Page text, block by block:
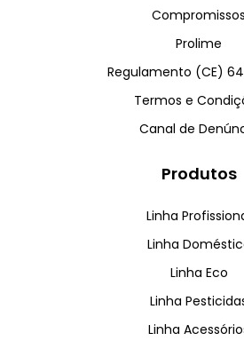
Compromissos
Prolime
Regulamento (CE)
Termos e
Canal de
Produtos
Linha
Linha
Linha Eco
Linha
Linha